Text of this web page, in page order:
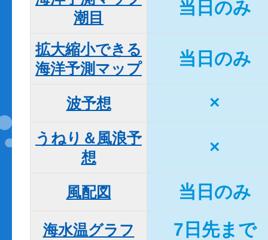
潮目
当日のみ
拡大縮小できる
海洋予測マップ
当日のみ
波予想 ×
うねり＆風浪予
想
×
風配図 当日のみ
海水温グラフ 7日先まで